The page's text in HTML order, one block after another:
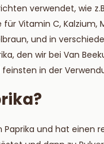
verwendet, wie
Vitamin C,
und in
den wir bei Van
in der
und hat einen